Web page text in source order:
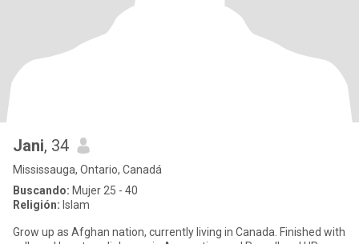
Jani, 34
Mississauga, Ontario, Canadá
Buscando: Mujer 25 - 40
Religión: Islam
Grow up as Afghan nation, currently living in Canada. Finished with